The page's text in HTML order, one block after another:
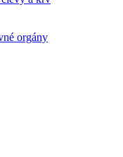
orgány